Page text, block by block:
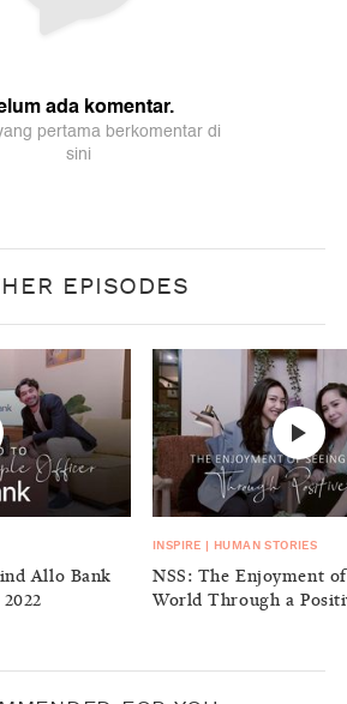
EPISODES
Allo Bank
INSPIRE HUMAN STORIES
NSS: The Enjoyment
World Through a